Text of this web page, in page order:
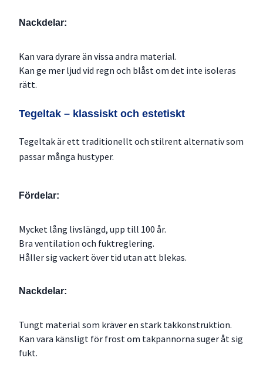
Nackdelar:
Kan vara dyrare än vissa andra material.
Kan ge mer ljud vid regn och blåst om det inte isoleras
rätt.
Tegeltak – klassiskt och estetiskt
Tegeltak är ett traditionellt och stilrent alternativ som
passar många hustyper.
Fördelar:
Mycket lång livslängd, upp till 100 år.
Bra ventilation och fuktreglering.
Håller sig vackert över tid utan att blekas.
Nackdelar:
Tungt material som kräver en stark takkonstruktion.
Kan vara känsligt för frost om takpannorna suger åt sig
fukt.